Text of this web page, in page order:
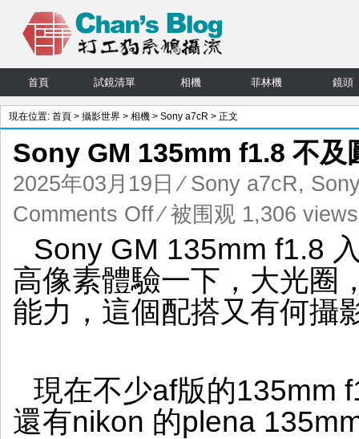
首頁 試鏡清單 相機 菲林機 鏡頭
現在位置: 首頁 > 攝影世界 > 相機 > Sony a7cR > 正文
Sony GM 135mm f1.8 不及
2025年03月19日 ⁄ Sony a7cR,
Comments Offon
Sony
GM
135mm
f1.8
不
及
喵
神
⁄ 被围观 1,306
Sony GM 135mm f1.8
高像素體驗一下，大光圈
能力，這個配搭又有何攝
現在不少af版的135mm
還有nikon 的plena